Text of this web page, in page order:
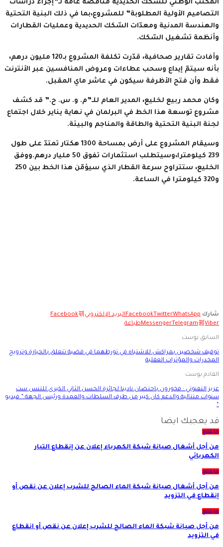
المكتب الوطني للسّكك الحديدية مناقصة عامة لـ”إجراء دراسات
التصاميم الأولية المطلوبة” للمشروع،بما في ذلك البنية التحتية
والهندسة المدنية ومعدّات السّكك الحديدية وعمليات القطارات
وأنظمة تشغيل السّكك.
وأفادت تقارير صحافية، قدّرت تكلفة المشروع بـ120 مليون درهم،
بأنه سيتمّ إيداع وسحب عطاءات وعروض المنافسين عبر الأنترنت
فقط وأن فتح الأظرفة سيكون في عاشر ماي المقبل.
وكان محمد ربيع لخليع، المدير العام للـ”م. و. س. ح.” قد كشف
مشروع توسعة هذا الخط في البرلمان في نهاية يناير خلال اجتماع
لجنة البنية التحتية والطاقة والمناجم والبيئة.
وسيقام المشروع على أرض بمساحة 1300 هكتار تمتدّ على طول
239 كيلومترا،وسيتطلب استثمارات تفوق 50 مليار درهم.ووفق
الخليع، ستتراوح سرعة القطار الذي سيؤمّن هذا الخط بين 250
و320 كيلومترا في الساعة.
شارك FacebookTwitterWhatsApp البريد الإلكتروني
Facebook
MessengerTelegram Viber طباعة
السابق بوست
توقيف شخصين بمراكش للاشتباه في تورطهما في قضية تتعلق بالحيازة وترويج
المخدرات والمؤثرات العقلية
القادم بوست
عزيز التفنوتي : فخورون باحتضان نادينا لجائزة الحسن الثاني الكبرى للتنس ست
سنوات متتالية والدعم كان كبير من طرف السلطات والعمدة ورئيس الجهة ” فيديو
“
قد يعجبك ايضا
مجتمع
من أجل أشغال صيانة شبكة الكهرباء إعلان عن إنقطاع التيار
الكهربائي
مجتمع
من أجل أشغال صيانة شبكة الماء الصالح للشرب إعلان عن نقص أو
إنقطاع في التزويد
مجتمع
من أجل صيانة شبكة الماء الصالح للشرب إعلان عن نقص أو انقطاع
في التزويد